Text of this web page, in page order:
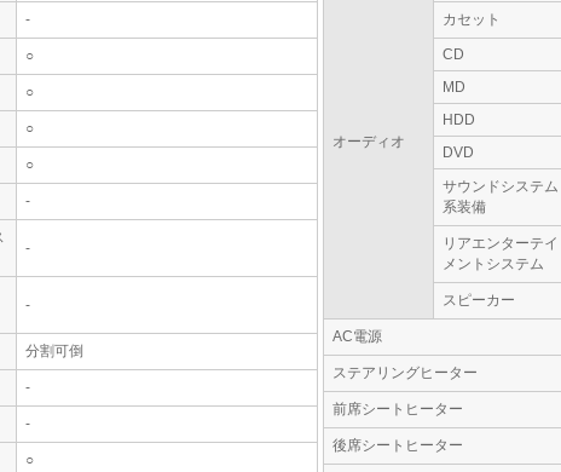
-
○
○
○
○
-
-
-
分割可倒
-
-
○
オーディオ
カセット
CD
MD
HDD
DVD
サウンドシステム
系装備
リアエンターテイ
メントシステム
スピーカー
AC電源
ステアリングヒーター
前席シートヒーター
後席シートヒーター